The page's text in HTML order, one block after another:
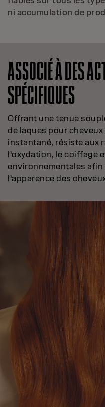
ni accumulation de
ASSOCIÉ À DES
SPÉCIFIQUES
Offrant une tenue
de laques pour
instantané, résiste aux
l'oxydation, le coiffage
environnementales
l'apparence des